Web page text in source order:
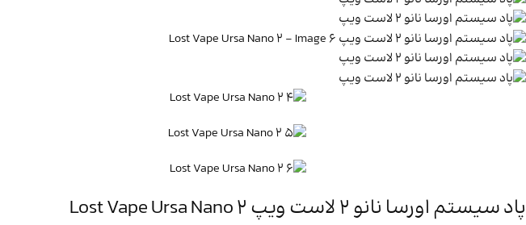
پاد سیستم اورسا نانو ۲ لاست ویپ Lost Vape Ursa Nano 2